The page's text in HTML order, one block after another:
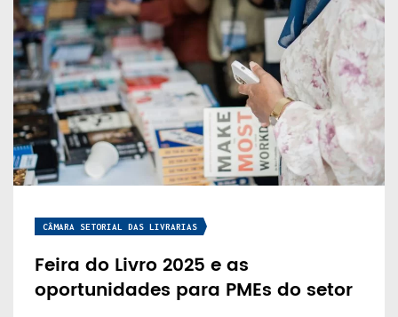
CÂMARA SETORIAL DAS LIVRARIAS
Feira do Livro 2025 e as
oportunidades para PMEs do setor